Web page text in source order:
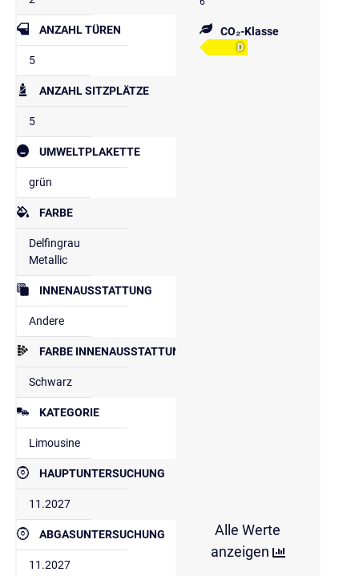
ANZAHL TÜREN
5
ANZAHL SITZPLÄTZE
5
UMWELTPLAKETTE
grün
FARBE
Delfingrau
Metallic
INNENAUSSTATTUNG
Andere
FARBE INNENAUSSTATTUNG
Schwarz
KATEGORIE
Limousine
HAUPTUNTERSUCHUNG
11.2027
ABGASUNTERSUCHUNG
11.2027
CO₂-Klasse
D
Alle Werte
anzeigen